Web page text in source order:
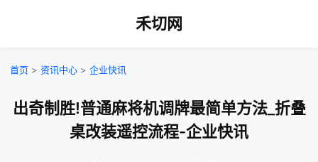
禾切网
首页 > 资讯中心 > 企业快讯
出奇制胜!普通麻将机调牌最简单方法_折叠
桌改装遥控流程-企业快讯